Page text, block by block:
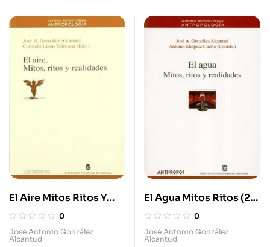
El Aire Mitos Ritos Y
Realidades
0
José Antonio González
Alcantud
El Agua Mitos Ritos (2ª
Ed) Y Realidades
0
José Antonio González
Alcantud